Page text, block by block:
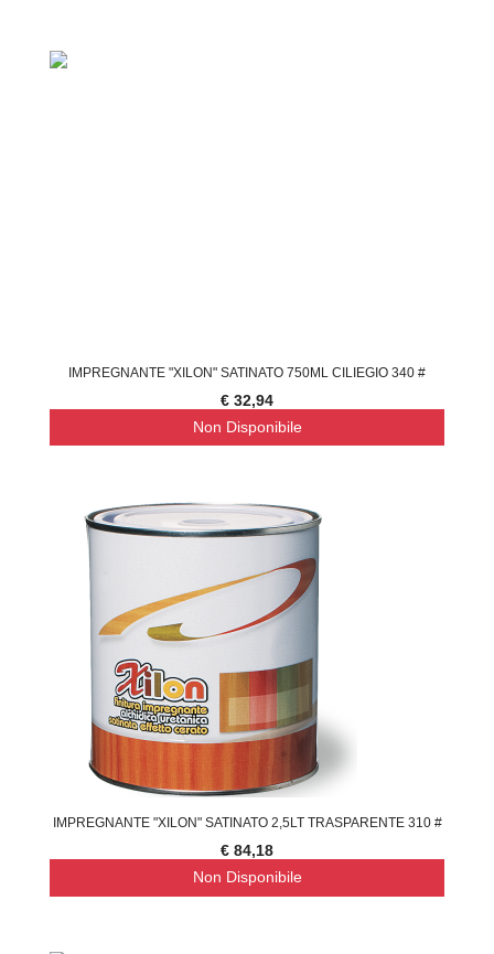
IMPREGNANTE "XILON" SATINATO 750ML CILIEGIO 340 #
€ 32,94
Non Disponibile
IMPREGNANTE "XILON" SATINATO 2,5LT TRASPARENTE 310 #
€ 84,18
Non Disponibile